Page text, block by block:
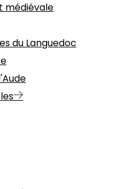
médiévale
du Languedoc